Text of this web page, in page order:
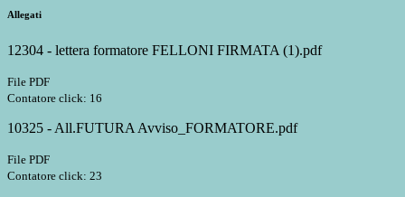
Allegati
12304 - lettera formatore FELLONI FIRMATA (1).pdf
File PDF
Contatore click: 16
10325 - All.FUTURA Avviso_FORMATORE.pdf
File PDF
Contatore click: 23